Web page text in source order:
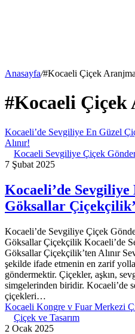
Anasayfa/#Kocaeli Çiçek
#Kocaeli
Kocaeli’de Sevgiliye En Güzel
Alınır!
Kocaeli Sevgiliye Çiçek
7 Şubat 2025
Kocaeli’de
Göksallar
Kocaeli’de Sevgiliye Çiçek
Göksallar Çiçekçilik Kocaeli’de
Göksallar Çiçekçilik’ten Alınır
şekilde ifade etmenin en zarif
göndermektir. Çiçekler, aşkın,
simgelerinden biridir. Kocaeli’de
çiçekleri…
Kocaeli Kongre v Fuar Merkezi
Çiçek ve Tasarım
2 Ocak 2025